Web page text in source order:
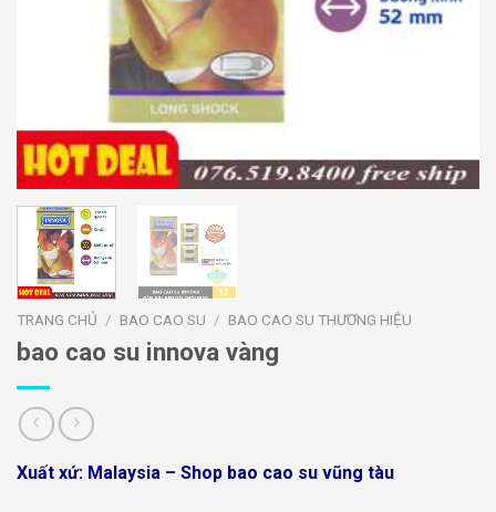
TRANG CHỦ / BAO CAO SU / BAO CAO SU THƯƠNG HIỆU
bao cao su innova vàng
Xuất xứ: Malaysia – Shop bao cao su vũng tàu